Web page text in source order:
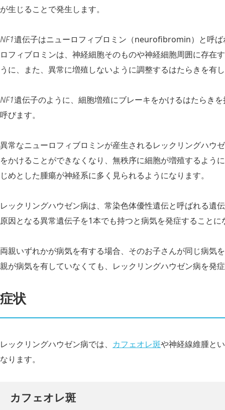
が生じることで発生します。
NF1遺伝子はニューロフィブロミン（neurofibromin）と呼
ロフィブロミンは、神経細胞そのものや神経細胞周囲に存在
うに、また、異常に増殖しないように調整するはたらきを有
NF1遺伝子のように、細胞増殖にブレーキをかけるはたらき
呼びます。
異常なニューロフィブロミンが産生されるレックリングハウ
をかけることができなくなり、無秩序に細胞が増殖するよう
じめとした腫瘍が神経系に多く見られるようになります。
レックリングハウゼン病は、常染色体優性遺伝と呼ばれる遺
原因となる異常遺伝子を1本でも持つと病気を発症することに
両親いずれかが病気を有する場合、そのお子さんが同じ病気
親が病気を有していなくても、レックリングハウゼン病を発
症状
レックリングハウゼン病では、 カフェオレ斑や神経線維腫と
なります。
カフェオレ斑